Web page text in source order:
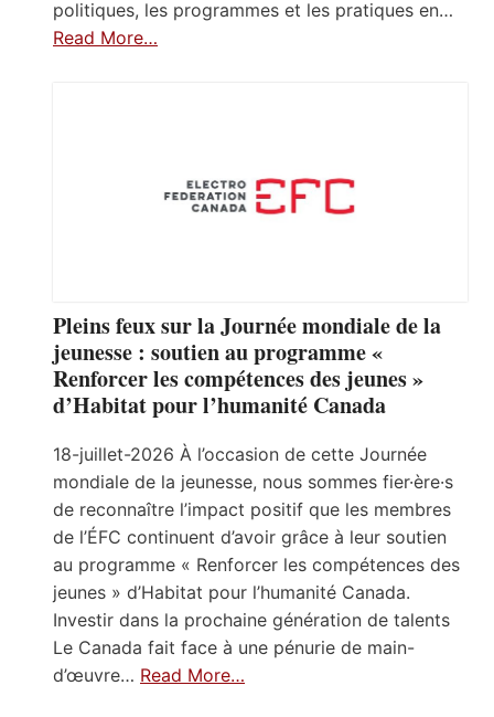
politiques, les programmes et les pratiques en…
Read More…
Pleins feux sur la Journée mondiale de la
jeunesse : soutien au programme «
Renforcer les compétences des jeunes »
d’Habitat pour l’humanité Canada
18-juillet-2026 À l’occasion de cette Journée
mondiale de la jeunesse, nous sommes fier·ère·s
de reconnaître l’impact positif que les membres
de l’ÉFC continuent d’avoir grâce à leur soutien
au programme « Renforcer les compétences des
jeunes » d’Habitat pour l’humanité Canada.
Investir dans la prochaine génération de talents
Le Canada fait face à une pénurie de main-
d’œuvre… Read More…